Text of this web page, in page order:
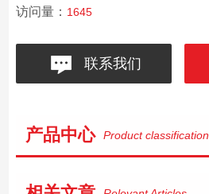
访问量： 1645
联系我们
产品中心 Product classification